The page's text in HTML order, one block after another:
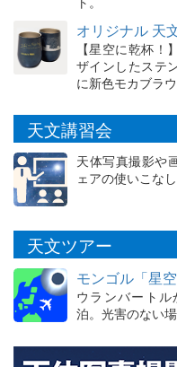
オリジナル 天
【星空に乾杯
ザインしたステ
に新色モカブラウ
天文講習会
天体写真撮影や
ェアの使いこな
天文ツアー
モンゴル「星
ウランバートル
泊。光害のない